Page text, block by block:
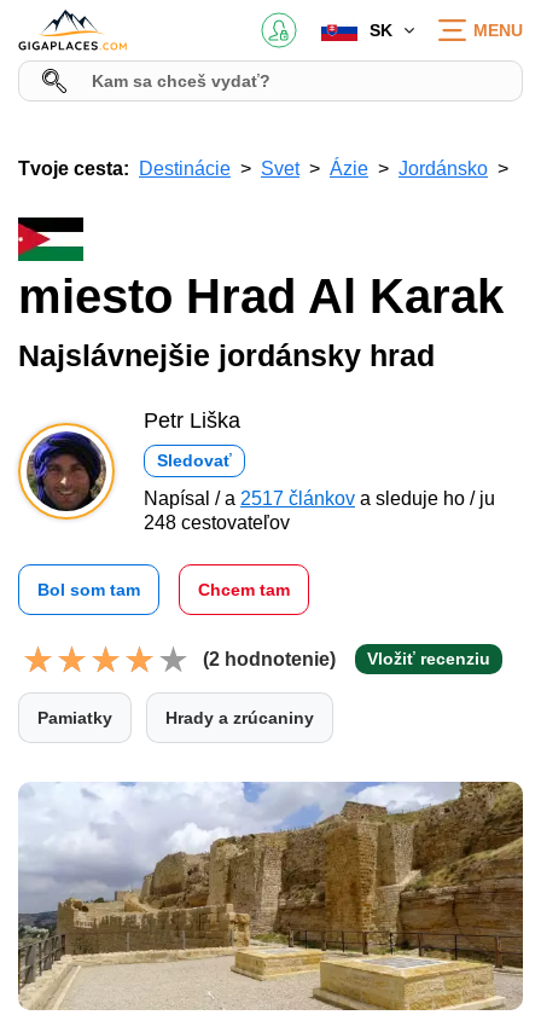
SK MENU
Tvoje cesta: Destinácie Svet Ázie Jordánsko
miesto Hrad Al Karak
Najslávnejšie jordánsky hrad
Petr Liška
Sledovať
Napísal / a 2517 článkov a sleduje ho / ju
248 cestovateľov
Bol som tam Chcem tam
(2 hodnotenie) Vložiť recenziu
Pamiatky Hrady a zrúcaniny